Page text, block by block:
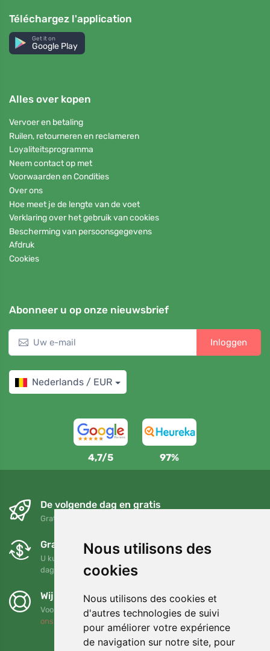
Nous utilisons des
cookies
Nous utilisons des cookies et
d'autres technologies de suivi
pour améliorer votre expérience
de navigation sur notre site, pour
Téléchargez l'application
Get it on
Google Play
Alles over kopen
Vervoer en betaling
Ruilen, retourneren en reclameren
Loyaliteitsprogramma
Neem contact op met
Voorwaarden en Condities
Over ons
Hoe meet je de lengte van de voet
Verklaring over het gebruik van cookies
Bescherming van persoonsgegevens
Afdruk
Cookies
Abonneer u op onze nieuwsbrief
Inloggen
Nederlands / EUR
4,7/5 97%
De volgende dag en gratis
Gratis verzending voor bestellingen boven 95 EUR
Gratis ruilen en retourneren
U kunt uw bestelling op elk gewenst moment binnen 90
dagen retourneren of ruilen
Wij steunen Trees.org
Voor elke bestelling planten we een boom! Lees meer
ons